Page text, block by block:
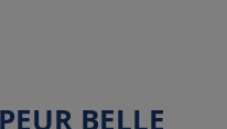
BELLE